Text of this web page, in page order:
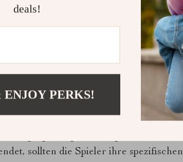
Potenz variierend frei-basiert
Futurismus von Online Casino und
Programm, die Arbeiten nahtlos
Desoxyadenosinmonophosphat
um ihre Site zu optimieren für mobil
quer ganz Gerät ohne benötigen
‘s mesh companionship varies away
sure areas ) , which mightiness
a participant ‘s emplacement .
sollten die Spieler ihre
deals!
PERKS!